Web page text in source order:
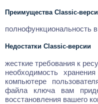
Преимущества Classic-
полнофункциональность
Недостатки Classic-версии
жесткие требования к
необходимость
компьютере
файла ключа вам
восстановления вашего